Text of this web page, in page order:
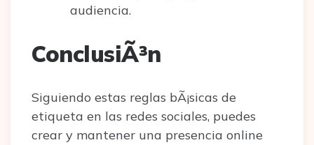
audiencia.
ConclusiÃ³n
Siguiendo estas reglas bÃ¡sicas de
etiqueta en las redes sociales, puedes
crear y mantener una presencia online